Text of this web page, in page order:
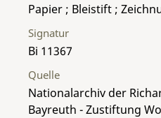
Papier ; Bleistift ;
Signatur
Bi 11367
Quelle
Nationalarchiv der
Bayreuth - Zustiftung